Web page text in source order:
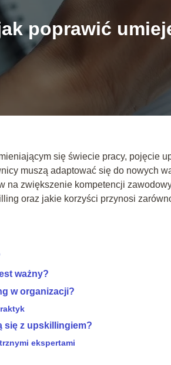
poprawić
się świecie pracy, pojęcie
muszą adaptować się do nowych
na zwiększenie kompetencji
oraz jakie korzyści przynosi
ważny?
w organizacji?
się z upskillingiem?
ekspertami